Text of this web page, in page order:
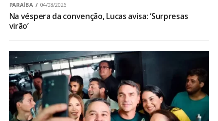
PARAÍBA 04/08/2026
Na véspera da convenção, Lucas avisa: ‘Surpresas
virão’